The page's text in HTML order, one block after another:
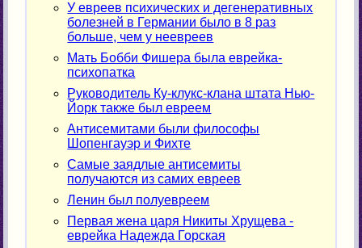
У евреев психических и дегенеративных
болезней в Германии было в 8 раз
больше, чем у неевреев
Мать Бобби Фишера была еврейка-
психопатка
Руководитель Ку-клукс-клана штата Нью-
Йорк также был евреем
Антисемитами были философы
Шопенгауэр и Фихте
Самые заядлые антисемиты
получаются из самих евреев
Ленин был полуевреем
Первая жена царя Никиты Хрущева -
еврейка Надежда Горская